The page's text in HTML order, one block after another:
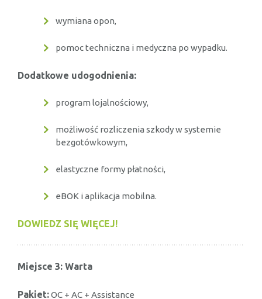
wymiana opon,
pomoc techniczna i medyczna po wypadku.
Dodatkowe udogodnienia:
program lojalnościowy,
możliwość rozliczenia szkody w systemie
bezgotówkowym,
elastyczne formy płatności,
eBOK i aplikacja mobilna.
DOWIEDZ SIĘ WIĘCEJ!
Miejsce 3: Warta
Pakiet:OC + AC + Assistance